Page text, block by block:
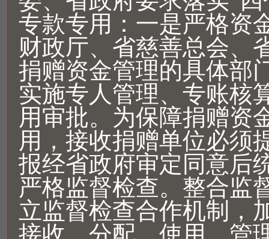
专款专用：一是严格资
财政厅、省慈善总会、
捐赠资金管理的具体部
实施专人管理、专账核
用审批。为保障捐赠资
用，接收捐赠单位必须
报经省政府审定同意后
严格监督检查。整合监
立监督检查合作机制，